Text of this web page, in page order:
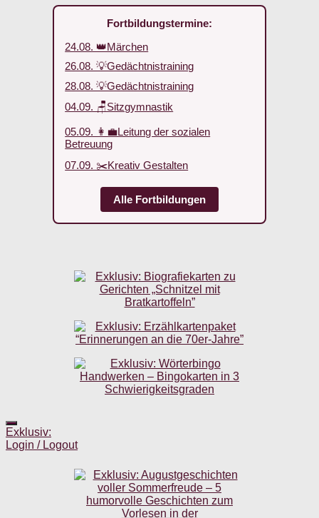
Fortbildungstermine:
24.08. 👑Märchen
26.08. 💡Gedächtnistraining
28.08. 💡Gedächtnistraining
04.09. 🪑Sitzgymnastik
05.09. 👩‍💼Leitung der sozialen
Betreuung
07.09. ✂️Kreativ Gestalten
Alle Fortbildungen
Exklusiv:
Login / Logout